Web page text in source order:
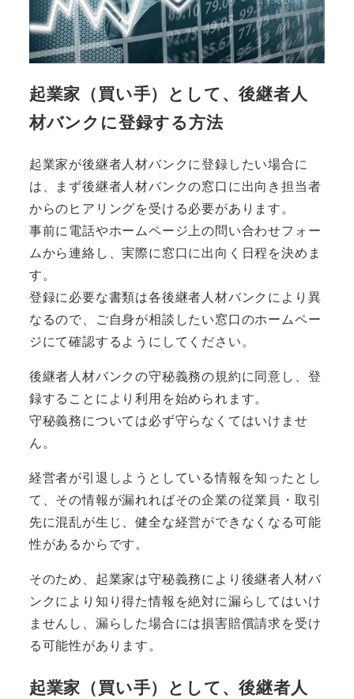
起業家（買い手）として、後継者人
材バンクに登録する方法
起業家が後継者人材バンクに登録したい場合に
は、まず後継者人材バンクの窓口に出向き担当者
からのヒアリングを受ける必要があります。
事前に電話やホームページ上の問い合わせフォー
ムから連絡し、実際に窓口に出向く日程を決めま
す。
登録に必要な書類は各後継者人材バンクにより異
なるので、ご自身が相談したい窓口のホームペー
ジにて確認するようにしてください。
後継者人材バンクの守秘義務の規約に同意し、登
録することにより利用を始められます。
守秘義務については必ず守らなくてはいけませ
ん。
経営者が引退しようとしている情報を知ったとし
て、その情報が漏れればその企業の従業員・取引
先に混乱が生じ、健全な経営ができなくなる可能
性があるからです。
そのため、起業家は守秘義務により後継者人材バ
ンクにより知り得た情報を絶対に漏らしてはいけ
ませんし、漏らした場合には損害賠償請求を受け
る可能性があります。
起業家（買い手）として、後継者人